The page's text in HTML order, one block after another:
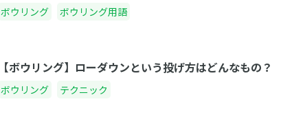
ボウリング ボウリング用語
【ボウリング】ローダウンという投げ方はどんなもの？
ボウリング テクニック